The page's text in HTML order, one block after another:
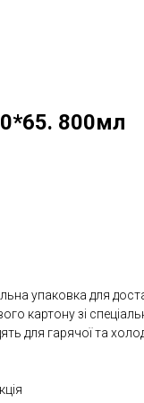
800мл
упаковка для
картону зі
для гарячої та